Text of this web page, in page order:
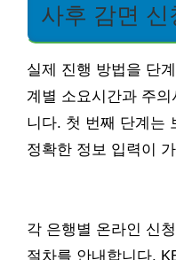
사후 감면 신
실제 진행 방법을 단
계별 소요시간과 주
니다. 첫 번째 단계는
정확한 정보 입력이
각 은행별 온라인 신
절차를 안내합니다.